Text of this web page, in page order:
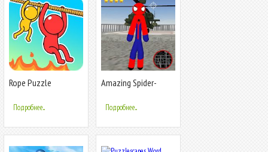
Rope Puzzle
Подробнее...
Amazing Spider-
Gangstar Crime
Подробнее...